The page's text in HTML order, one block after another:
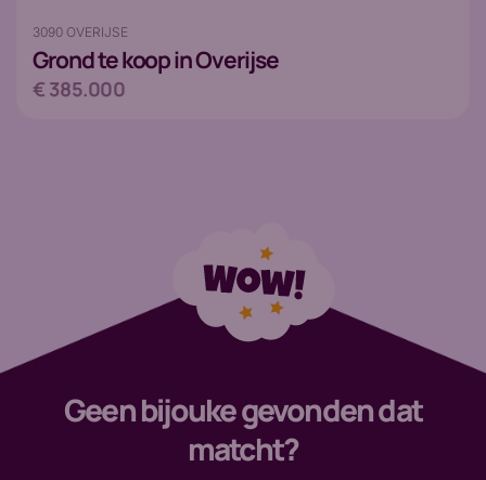
3090 OVERIJSE
Grondte koop in Overijse
€ 385.000
Geen bijouke gevonden dat
matcht?